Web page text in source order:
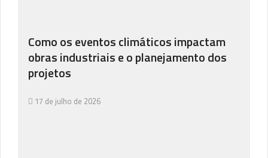
Como os eventos climáticos impactam
obras industriais e o planejamento dos
projetos
17 de julho de 2026